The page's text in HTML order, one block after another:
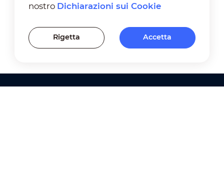
nostro Dichiarazioni sui Cookie
Rigetta Accetta